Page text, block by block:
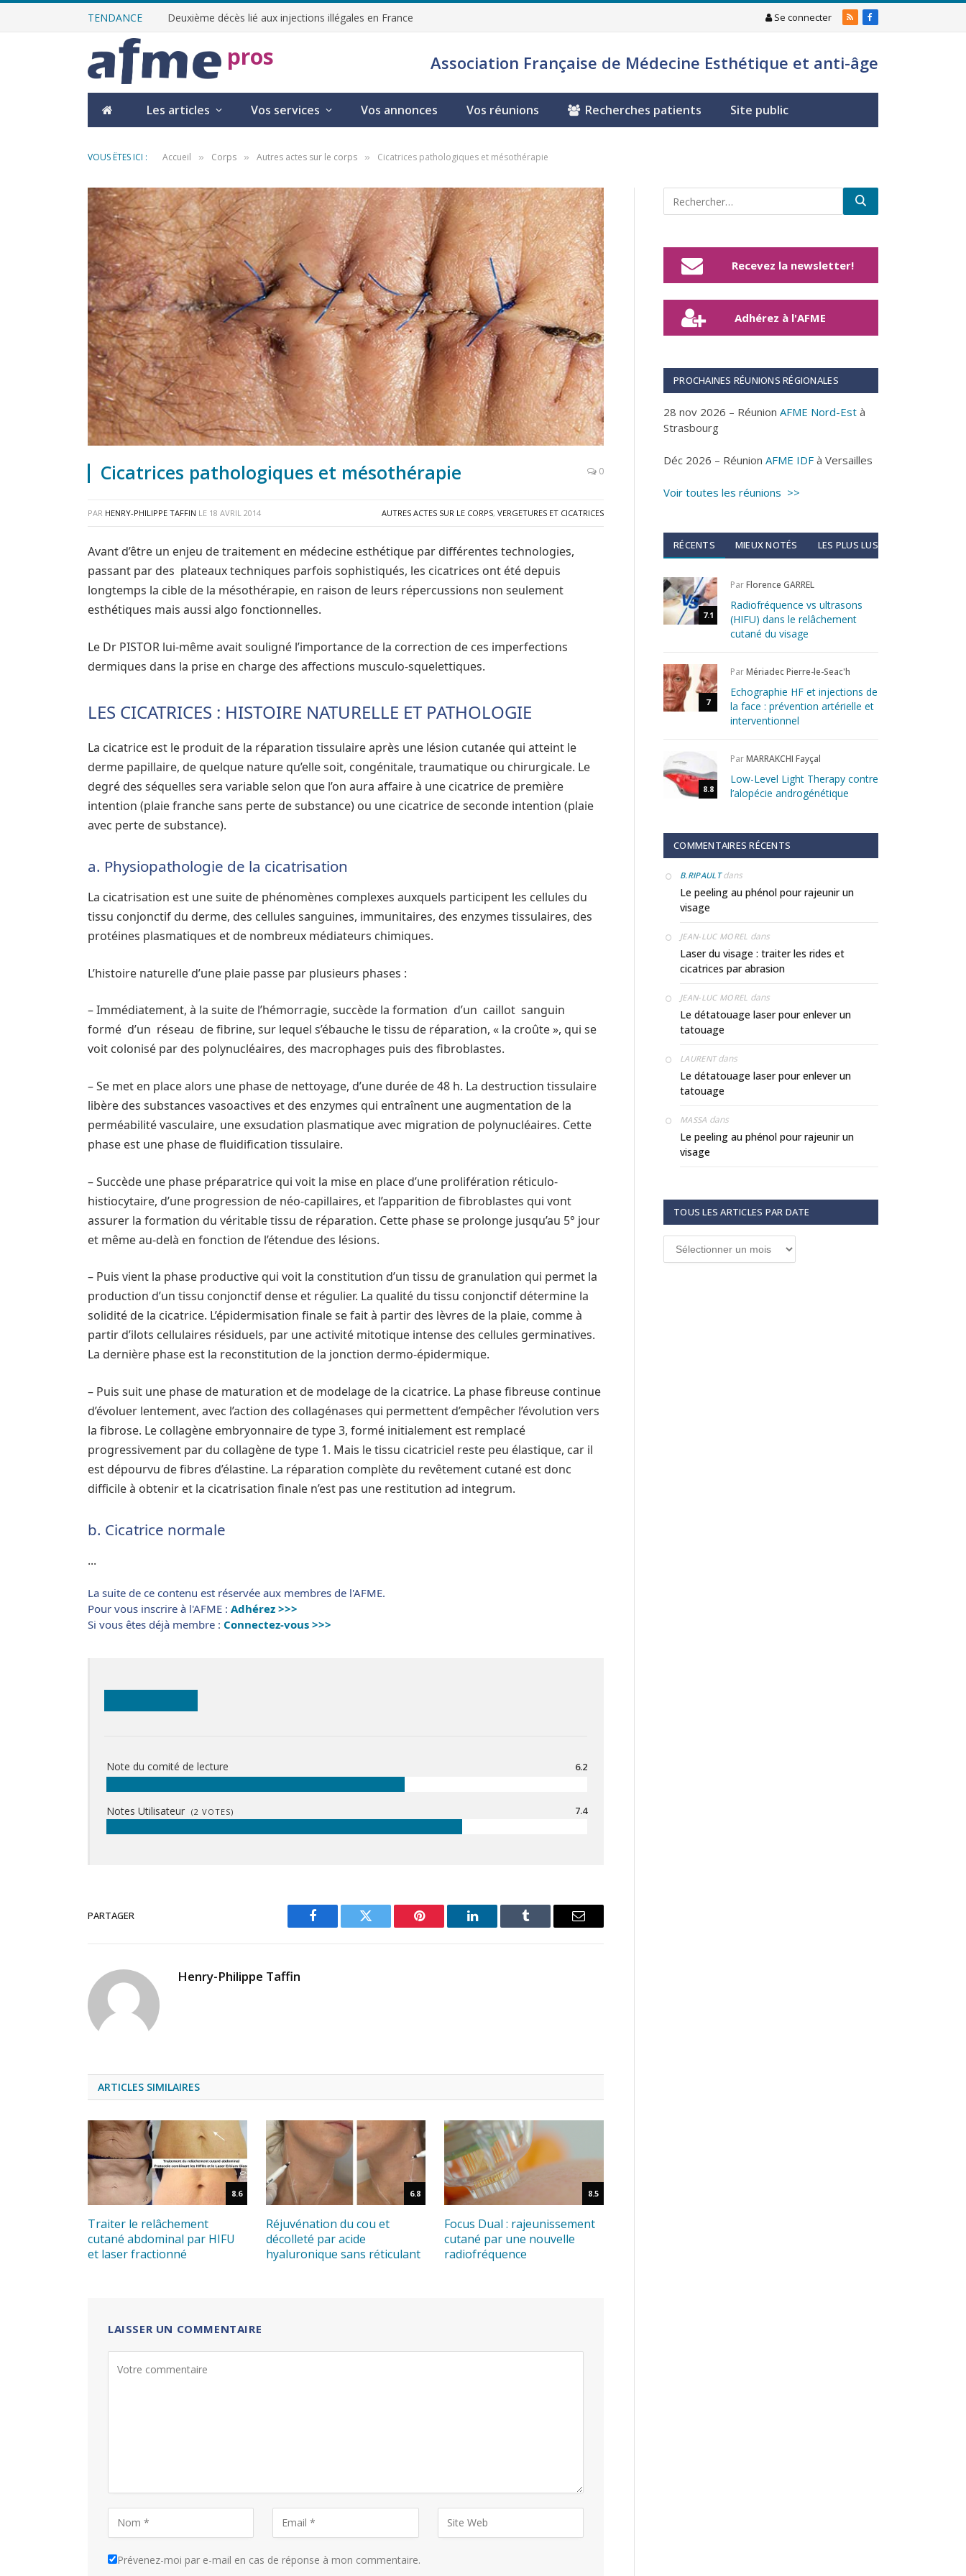
TENDANCE Deuxième décès lié aux injections illégales en France Se connecter RSSFacebook
pros Association Française de Médecine Esthétique et anti-âge
Les articles Vos services Vos annonces Vos réunions Recherches patients Site public
VOUS ÊTES ICI : Accueil » Corps » Autres actes sur le corps » Cicatrices pathologiques et mésothérapie
Cicatrices pathologiques et mésothérapie 0
PAR HENRY-PHILIPPE TAFFIN LE 18 AVRIL 2014 AUTRES ACTES SUR LE CORPS, VERGETURES ET CICATRICES
Avant d’être un enjeu de traitement en médecine esthétique par différentes technologies,
passant par des plateaux techniques parfois sophistiqués, les cicatrices ont été depuis
longtemps la cible de la mésothérapie, en raison de leurs répercussions non seulement
esthétiques mais aussi algo fonctionnelles.
Le Dr PISTOR lui-même avait souligné l’importance de la correction de ces imperfections
dermiques dans la prise en charge des affections musculo-squelettiques.
LES CICATRICES : HISTOIRE NATURELLE ET PATHOLOGIE
La cicatrice est le produit de la réparation tissulaire après une lésion cutanée qui atteint le
derme papillaire, de quelque nature qu’elle soit, congénitale, traumatique ou chirurgicale. Le
degré des séquelles sera variable selon que l’on aura affaire à une cicatrice de première
intention (plaie franche sans perte de substance) ou une cicatrice de seconde intention (plaie
avec perte de substance).
a. Physiopathologie de la cicatrisation
La cicatrisation est une suite de phénomènes complexes auxquels participent les cellules du
tissu conjonctif du derme, des cellules sanguines, immunitaires, des enzymes tissulaires, des
protéines plasmatiques et de nombreux médiateurs chimiques.
L’histoire naturelle d’une plaie passe par plusieurs phases :
– Immédiatement, à la suite de l’hémorragie, succède la formation d’un caillot sanguin
formé d’un réseau de fibrine, sur lequel s’ébauche le tissu de réparation, « la croûte », qui se
voit colonisé par des polynucléaires, des macrophages puis des fibroblastes.
– Se met en place alors une phase de nettoyage, d’une durée de 48 h. La destruction tissulaire
libère des substances vasoactives et des enzymes qui entraînent une augmentation de la
perméabilité vasculaire, une exsudation plasmatique avec migration de polynucléaires. Cette
phase est une phase de fluidification tissulaire.
– Succède une phase préparatrice qui voit la mise en place d’une prolifération réticulo-
histiocytaire, d’une progression de néo-capillaires, et l’apparition de fibroblastes qui vont
assurer la formation du véritable tissu de réparation. Cette phase se prolonge jusqu’au 5° jour
et même au-delà en fonction de l’étendue des lésions.
– Puis vient la phase productive qui voit la constitution d’un tissu de granulation qui permet la
production d’un tissu conjonctif dense et régulier. La qualité du tissu conjonctif détermine la
solidité de la cicatrice. L’épidermisation finale se fait à partir des lèvres de la plaie, comme à
partir d’ilots cellulaires résiduels, par une activité mitotique intense des cellules germinatives.
La dernière phase est la reconstitution de la jonction dermo-épidermique.
– Puis suit une phase de maturation et de modelage de la cicatrice. La phase fibreuse continue
d’évoluer lentement, avec l’action des collagénases qui permettent d’empêcher l’évolution vers
la fibrose. Le collagène embryonnaire de type 3, formé initialement est remplacé
progressivement par du collagène de type 1. Mais le tissu cicatriciel reste peu élastique, car il
est dépourvu de fibres d’élastine. La réparation complète du revêtement cutané est donc
difficile à obtenir et la cicatrisation finale n’est pas une restitution ad integrum.
b. Cicatrice normale
...
La suite de ce contenu est réservée aux membres de l'AFME.
Pour vous inscrire à l'AFME : Adhérez >>>
Si vous êtes déjà membre : Connectez-vous >>>
Note du comité de lecture 6.2
Notes Utilisateur (2 VOTES) 7.4
PARTAGER
Facebook Twitter Pinterest LinkedIn Tumblr Email
Henry-Philippe Taffin
ARTICLES SIMILAIRES
8.6
Traiter le relâchement
cutané abdominal par HIFU
et laser fractionné
6.8
Réjuvénation du cou et
décolleté par acide
hyaluronique sans réticulant
8.5
Focus Dual : rajeunissement
cutané par une nouvelle
radiofréquence
LAISSER UN COMMENTAIRE
Prévenez-moi par e-mail en cas de réponse à mon commentaire.
Recevez la newsletter!
Adhérez à l'AFME
PROCHAINES RÉUNIONS RÉGIONALES
28 nov 2026 – Réunion AFME Nord-Est à
Strasbourg
Déc 2026 – Réunion AFME IDF à Versailles
Voir toutes les réunions >>
RÉCENTS MIEUX NOTÉS LES PLUS LUS
7.1
ParFlorence GARREL
Radiofréquence vs ultrasons
(HIFU) dans le relâchement
cutané du visage
7
ParMériadec Pierre-le-Seac'h
Echographie HF et injections de
la face : prévention artérielle et
interventionnel
8.8
ParMARRAKCHI Fayçal
Low-Level Light Therapy contre
l’alopécie androgénétique
COMMENTAIRES RÉCENTS
B.RIPAULTdans
Le peeling au phénol pour rajeunir un
visage
JEAN-LUC MOREL dans
Laser du visage : traiter les rides et
cicatrices par abrasion
JEAN-LUC MOREL dans
Le détatouage laser pour enlever un
tatouage
LAURENTdans
Le détatouage laser pour enlever un
tatouage
MASSA dans
Le peeling au phénol pour rajeunir un
visage
TOUS LES ARTICLES PAR DATE
Tous